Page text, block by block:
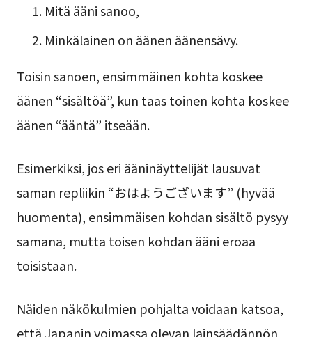
Mitä ääni sanoo,
Minkälainen on äänen äänensävy.
Toisin sanoen, ensimmäinen kohta koskee
äänen “sisältöä”, kun taas toinen kohta koskee
äänen “ääntä” itseään.
Esimerkiksi, jos eri ääninäyttelijät lausuvat
saman repliikin “おはようございます” (hyvää
huomenta), ensimmäisen kohdan sisältö pysyy
samana, mutta toisen kohdan ääni eroaa
toisistaan.
Näiden näkökulmien pohjalta voidaan katsoa,
että Japanin voimassa olevan lainsäädännön